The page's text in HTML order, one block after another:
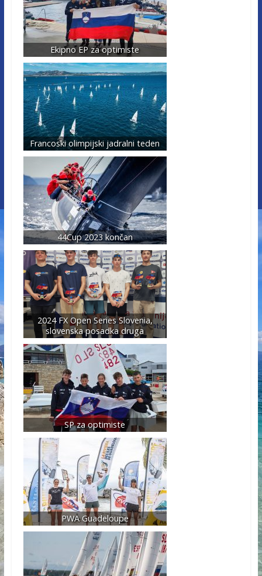
Ekipno EP za optimiste
Francoski olimpijski jadralni teden
44Cup 2023 končan
2024 FX Open Series Slovenia,
slovenska posadka druga
SP za optimiste
PWA Guadeloupe